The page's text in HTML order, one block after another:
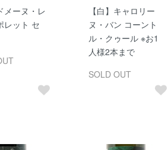
メーヌ・レ
レット セ
【白】キャロリー
ヌ・バン コーント
ル・クゥール ※お1
人様2本まで
SOLD OUT